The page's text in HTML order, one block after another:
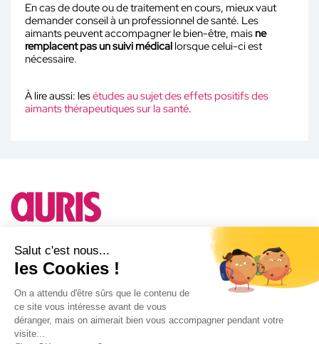
En cas de doute ou de traitement en cours, mieux vaut
demander conseil à un professionnel de santé. Les
aimants peuvent accompagner le bien-être, mais ne
remplacent pas un suivi médical lorsque celui-ci est
nécessaire.
À lire aussi: lesétudes au sujet des effets positifs des
aimants thérapeutiques sur la santé.
A propos d'Auris
Notre actualité
Facebook
Instagram
Salut c'est nous...
les Cookies !
On a attendu d'être sûrs que le contenu de
ce site vous intéresse avant de vous
déranger, mais on aimerait bien vous accompagner pendant votre
visite...